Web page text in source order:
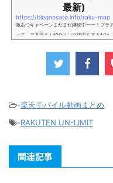
最新)
https://blognosato.info/raku-mnp
激あつキャペーンまだまだ継続中ーー！プラ
っす。三木谷さん紹介リンク経由をするだ
け」とも思えるポイントばら撒きキャンペ
別招待ページから楽天モバイ...
-楽天モバイル動画まとめ
-RAKUTEN UN-LIMIT
関連記事